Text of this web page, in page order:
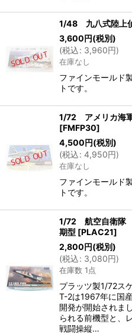
1/48 九八式陸上
3,600円(税別)
(税込: 3,960円)
在庫なし
ファインモールド
トです。
1/72 アメリカ海
[FMFP30]
4,500円(税別)
(税込: 4,950円)
在庫なし
ファインモールド
トです。
1/72 航空自衛
期型 [PLAC21]
2,800円(税別)
(税込: 3,080円)
在庫数 1点
プラッツ製1/72ス
T-2は1967年に国
開発が開始されま
られる前機型と、
戦闘操縦…